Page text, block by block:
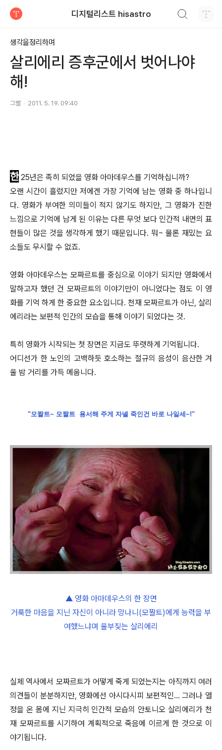
디지털리스트 hisastro
생각을정리하며
살리에리 증후군에서 벗어나야
해!
그별 2011. 5. 19. 09:40
한 25년은 족히 되었을 영화 아마데우스를 기억하십니까?
오랜 시간이 흘렀지만 저에겐 가장 기억에 남는 영화 중 하나입니
다. 영화가 부여한 의미들이 적지 않기도 하지만, 그 영화가 진한
느낌으로 기억에 남게 된 이유는 다른 무엇 보다 인간적 내면의 표
현들이 많은 것을 생각하게 했기 때문입니다. 뭐~ 물론 재밌는 요
소들도 무시할 수 없죠.
영화 아마데우스는 모짜르트를 중심으로 이야기 되지만 영화에서
말하고자 했던 건 모짜르트의 이야기만이 아니었다는 점도 이 영
화를 기억 하게 한 중요한 요소입니다. 천재 모짜르트가 아닌, 살리
에리라는 보편적 인간의 모습을 통해 이야기 되었다는 것.
특히 영화가 시작되는 첫 장면은 지금도 뚜렷하게 기억됩니다.
어디선가 한 노인의 고백하듯 호소하는 절규의 음성이 음산한 겨
울 밤 거리를 가득 메웁니다.
"모짤트~ 모짤트 용서해 주게 자넬 죽인건 바로 나일세~!"
▲ 영화 아마데우스의 한 장면
거룩한 마음을 지닌 자신이 아니라 망나니(모짤트)에게 능력을 부
여했느냐며 울부짖는 살리에리
실제 역사에서 모짜르트가 어떻게 죽게 되었는지는 아직까지 여러
의견들이 분분하지만, 영화에선 아시다시피 보편적인... 그러나 열
정을 온 몸에 지닌 지극히 인간적 모습의 안토니오 살리에리가 천
재 모짜르트를 시기하여 계획적으로 죽음에 이르게 한 것으로 이
야기됩니다.